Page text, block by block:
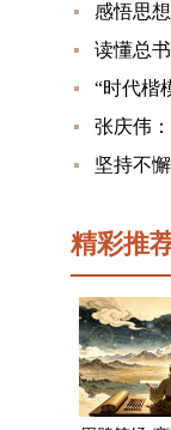
感悟思
读懂总
“时代楷
张庆伟
向前进
坚持不
精彩推